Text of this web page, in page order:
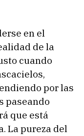
en el
de la
cuando
por las
paseando
que está
La pureza del